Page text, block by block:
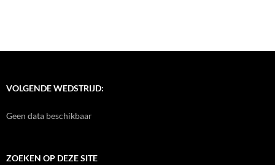
VOLGENDE WEDSTRIJD:
Geen data beschikbaar
ZOEKEN OP DEZE SITE